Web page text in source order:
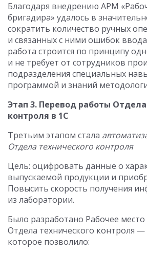
Благодаря внедрению АРМ
бригадира» удалось в
сократить количество ручных
и связанных с ними ошибок
работа строится по принципу
и не требует от сотрудников
подразделения специальных
программой и знаний
Этап 3. Перевод работы
контроля в 1С
Третьим этапом стала
Отдела технического контроля
Цель: оцифровать данные о
выпускаемой продукции и
Повысить скорость получения
из лаборатории.
Было разработано Рабочее место
Отдела технического контроля
которое позволило: